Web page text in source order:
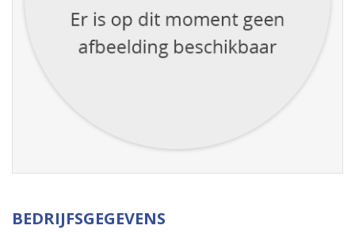
BEDRIJFSGEGEVENS